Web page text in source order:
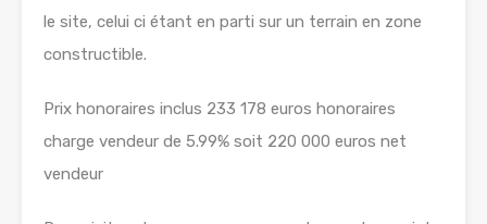
le site, celui ci étant en parti sur un terrain en zone
constructible.
Prix honoraires inclus 233 178 euros honoraires
charge vendeur de 5.99% soit 220 000 euros net
vendeur